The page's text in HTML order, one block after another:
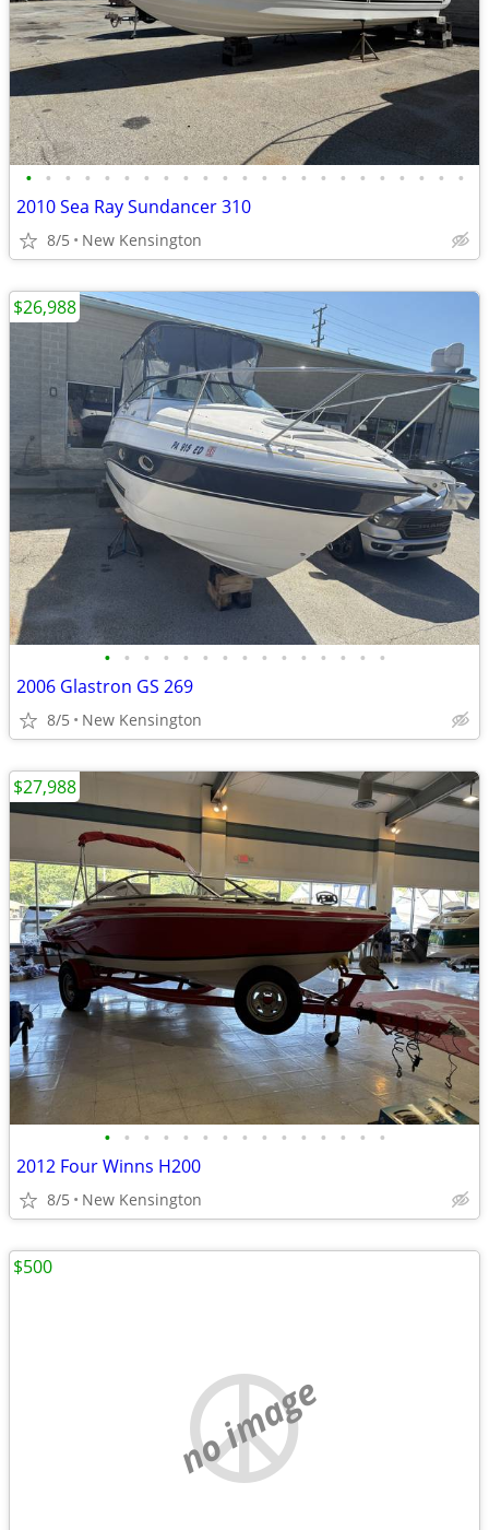
• • • • • • • • • • • • • • • • • • • • • • •
2010 Sea Ray Sundancer 310
8/5 New Kensington
• • • • • • • • • • • • • • •
2006 Glastron GS 269
8/5 New Kensington
$26,988
• • • • • • • • • • • • • • •
2012 Four Winns H200
8/5 New Kensington
$27,988
no image
$500